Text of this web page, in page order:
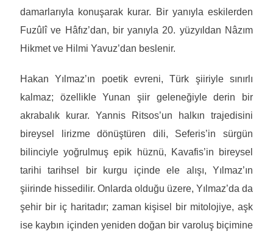
damarlarıyla konuşarak kurar. Bir yanıyla eskilerden
Fuzûlî ve Hâfız’dan, bir yanıyla 20. yüzyıldan Nâzım
Hikmet ve Hilmi Yavuz’dan beslenir.
Hakan Yılmaz’ın poetik evreni, Türk şiiriyle sınırlı
kalmaz; özellikle Yunan şiir geleneğiyle derin bir
akrabalık kurar. Yannis Ritsos’un halkın trajedisini
bireysel lirizme dönüştüren dili, Seferis’in sürgün
bilinciyle yoğrulmuş epik hüznü, Kavafis’in bireysel
tarihi tarihsel bir kurgu içinde ele alışı, Yılmaz’ın
şiirinde hissedilir. Onlarda olduğu üzere, Yılmaz’da da
şehir bir iç haritadır; zaman kişisel bir mitolojiye, aşk
ise kaybın içinden yeniden doğan bir varoluş biçimine